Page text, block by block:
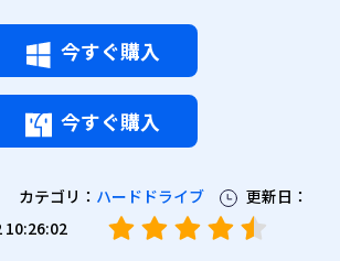
今すぐ購入
今すぐ購入
カテゴリ： ハードドライブ
更新日：
10:26:02